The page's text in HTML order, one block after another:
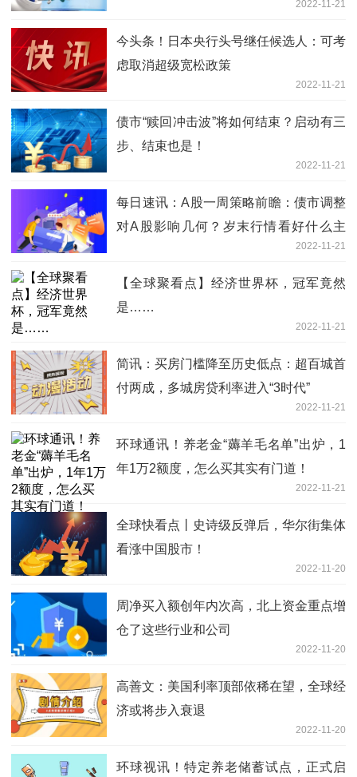
2022-11-21
今头条！日本央行头号继任候选人：可考
虑取消超级宽松政策
2022-11-21
债市“赎回冲击波”将如何结束？启动有三
步、结束也是！
2022-11-21
每日速讯：A股一周策略前瞻：债市调整
对A股影响几何？岁末行情看好什么主
2022-11-21
【全球聚看点】经济世界杯，冠军竟然
是……
2022-11-21
简讯：买房门槛降至历史低点：超百城首
付两成，多城房贷利率进入“3时代”
2022-11-21
环球通讯！养老金“薅羊毛名单”出炉，1
年1万2额度，怎么买其实有门道！
2022-11-21
全球快看点丨史诗级反弹后，华尔街集体
看涨中国股市！
2022-11-20
周净买入额创年内次高，北上资金重点增
仓了这些行业和公司
2022-11-20
高善文：美国利率顶部依稀在望，全球经
济或将步入衰退
2022-11-20
环球视讯！特定养老储蓄试点，正式启